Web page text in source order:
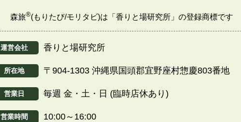
森旅®(もりたび/モリタビ)は「香りと場研究所」の登録商標です
運営会社 香りと場研究所
所在地 〒904-1303 沖縄県国頭郡宜野座村惣慶803番地
営業日 毎週 金・土・日 (臨時店休あり)
営業時間 10:00～16:00